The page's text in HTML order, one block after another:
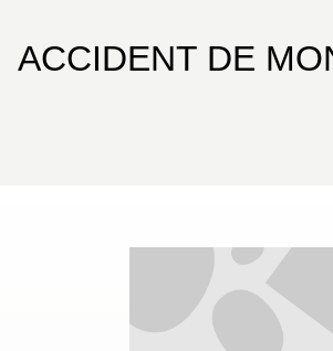
ACCIDENT DE